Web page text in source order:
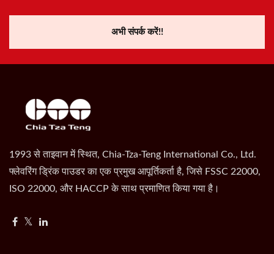
अभी संपर्क करें!!
1993 से ताइवान में स्थित, Chia-Tza-Teng International Co., Ltd.
फ्लेवरिंग ड्रिंक पाउडर का एक प्रमुख आपूर्तिकर्ता है, जिसे FSSC 22000,
ISO 22000, और HACCP के साथ प्रमाणित किया गया है।